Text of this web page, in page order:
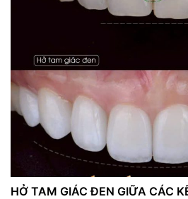
HỞ TAM GIÁC ĐEN GIỮA CÁC